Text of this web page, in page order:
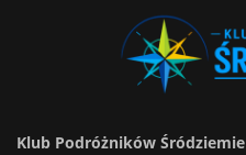
Klub Podróżników Śródziemie